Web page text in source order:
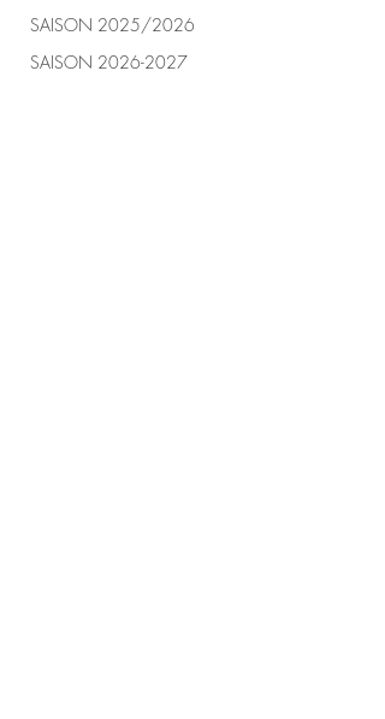
SAISON 2025/2026
SAISON 2026-2027